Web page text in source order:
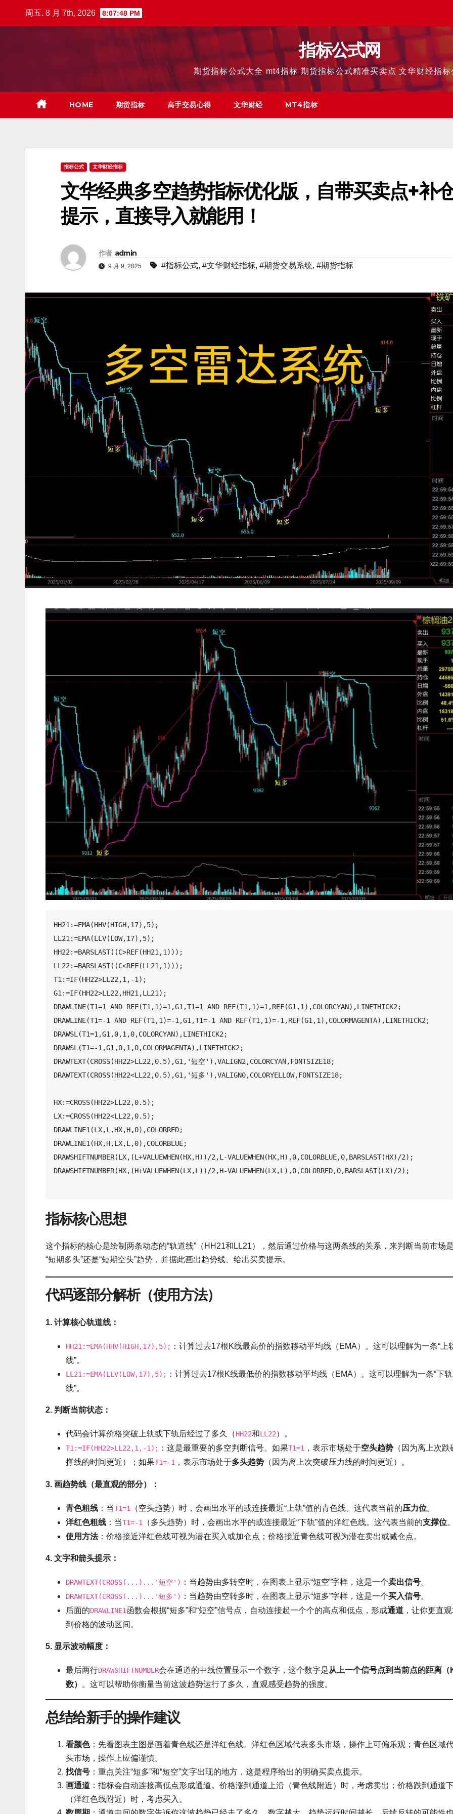
周五. 8 月 7th, 2026 8:07:49 PM
指标公式网
期货指标公式大全 mt4指标 期货指标公式精准买卖点 文华财经指
HOME 期货指标 高手交易心得 文华财经 MT4指标
指标公式 文华财经指标
文华经典多空趋势指标优化版，自带买卖点+补
提示，直接导入就能用！
作者 admin
9 月 9, 2025 #指标公式, #文华财经指标, #期货交易系统, #期货指标
HH21:=EMA(HHV(HIGH,17),5);
LL21:=EMA(LLV(LOW,17),5);
HH22:=BARSLAST((C>REF(HH21,1)));
LL22:=BARSLAST((C<REF(LL21,1)));
T1:=IF(HH22>LL22,1,-1);
G1:=IF(HH22>LL22,HH21,LL21);
DRAWLINE(T1=1 AND REF(T1,1)=1,G1,T1=1 AND REF(T1,1)=1,REF(G1,1),COLORCYAN),LINETHICK2;
DRAWLINE(T1=-1 AND REF(T1,1)=-1,G1,T1=-1 AND REF(T1,1)=-1,REF(G1,1),COLORMAGENTA),LINETHICK2;
DRAWSL(T1=1,G1,0,1,0,COLORCYAN),LINETHICK2;
DRAWSL(T1=-1,G1,0,1,0,COLORMAGENTA),LINETHICK2;
DRAWTEXT(CROSS(HH22>LL22,0.5),G1,'短空'),VALIGN2,COLORCYAN,FONTSIZE18;
DRAWTEXT(CROSS(HH22<LL22,0.5),G1,'短多'),VALIGN0,COLORYELLOW,FONTSIZE18;
HX:=CROSS(HH22>LL22,0.5);
LX:=CROSS(HH22<LL22,0.5);
DRAWLINE1(LX,L,HX,H,0),COLORRED;
DRAWLINE1(HX,H,LX,L,0),COLORBLUE;
DRAWSHIFTNUMBER(LX,(L+VALUEWHEN(HX,H))/2,L-VALUEWHEN(HX,H),0,COLORBLUE,0,BARSLAST(HX)/2);
DRAWSHIFTNUMBER(HX,(H+VALUEWHEN(LX,L))/2,H-VALUEWHEN(LX,L),0,COLORRED,0,BARSLAST(LX)/2);
指标核心思想
这个指标的核心是绘制两条动态的“轨道线”（HH21和LL21），然后通过价格与这两条线的关系，来判断当前市场
“短期多头”还是“短期空头”趋势，并据此画出趋势线、给出买卖提示。
代码逐部分解析（使用方法）
1. 计算核心轨道线：
HH21:=EMA(HHV(HIGH,17),5); ：计算过去17根K线最高价的指数移动平均线（EMA）。这可以理解为一条“上
线”。
LL21:=EMA(LLV(LOW,17),5); ：计算过去17根K线最低价的指数移动平均线（EMA）。这可以理解为一条“下
线”。
2. 判断当前状态：
代码会计算价格突破上轨或下轨后经过了多久（HH22和LL22）。
T1:=IF(HH22>LL22,1,-1); ：这是最重要的多空判断信号。如果T1=1 ，表示市场处于空头趋势 （因为离上次跌
撑线的时间更近）；如果T1=-1 ，表示市场处于多头趋势 （因为离上次突破压力线的时间更近）。
3. 画趋势线（最直观的部分）：
青色粗线 ：当T1=1 （空头趋势）时，会画出水平的或连接最近“上轨”值的青色线。这代表当前的压力位。
洋红色粗线 ：当T1=-1 （多头趋势）时，会画出水平的或连接最近“下轨”值的洋红色线。这代表当前的支撑位。
使用方法：价格接近洋红色线可视为潜在买入或加仓点；价格接近青色线可视为潜在卖出或减仓点。
4. 文字和箭头提示：
DRAWTEXT(CROSS(...)...'短空') ：当趋势由多转空时，在图表上显示“短空”字样，这是一个卖出信号。
DRAWTEXT(CROSS(...)...'短多') ：当趋势由空转多时，在图表上显示“短多”字样，这是一个买入信号。
后面的DRAWLINE1函数会根据“短多”和“短空”信号点，自动连接起一个个的高点和低点，形成通道 ，让你更直
到价格的波动区间。
5. 显示波动幅度：
最后两行DRAWSHIFTNUMBER会在通道的中线位置显示一个数字，这个数字是从上一个信号点到当前点的距离（
数）
。这可以帮助你衡量当前这波趋势运行了多久，直观感受趋势的强度。
总结给新手的操作建议
看颜色：先看图表主图是画着青色线还是洋红色线。洋红色区域代表多头市场，操作上可偏乐观；青色区域
头市场，操作上应偏谨慎。
找信号 ：重点关注“短多”和“短空”文字出现的地方，这是程序给出的明确买卖点提示。
画通道 ：指标会自动连接高低点形成通道。价格涨到通道上沿（青色线附近）时，考虑卖出；价格跌到通道
（洋红色线附近）时，考虑买入。